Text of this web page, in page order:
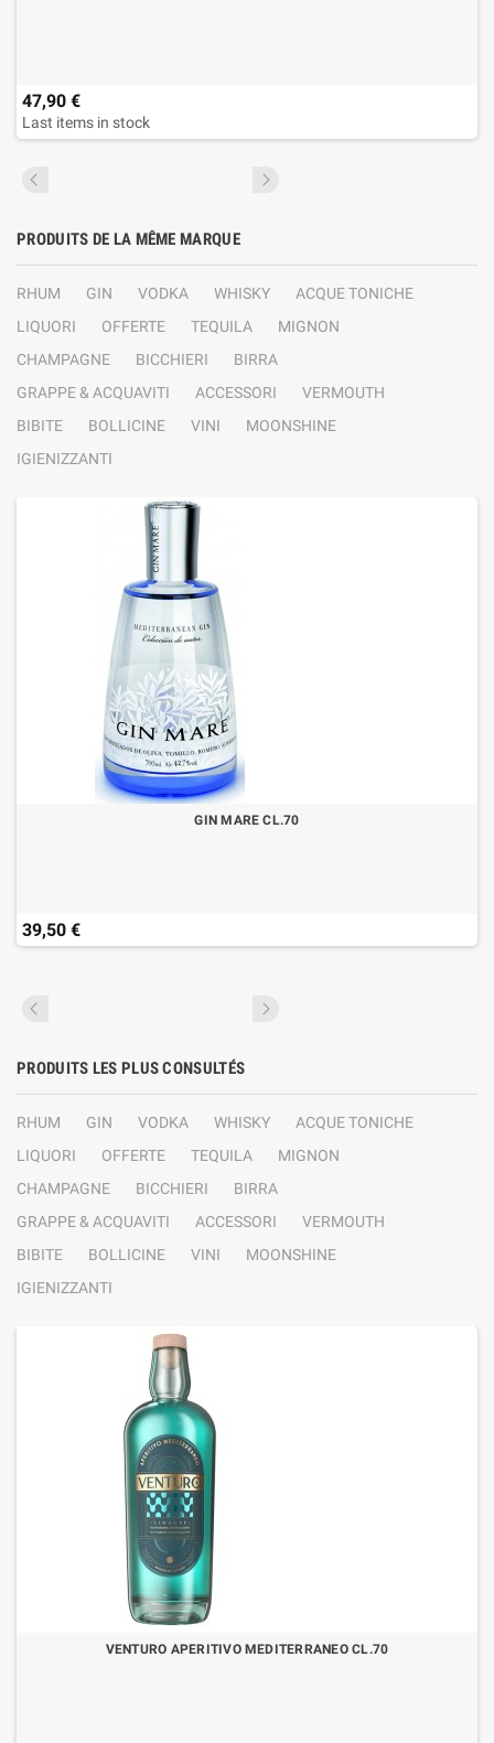
47,90 €
Last items in stock
PRODUITS DE LA MÊME MARQUE
RHUM GIN VODKA WHISKY
ACQUE TONICHE
LIQUORI
OFFERTE TEQUILA
MIGNON
CHAMPAGNE
BICCHIERI
BIRRA
GRAPPE & ACQUAVITI
ACCESSORI
VERMOUTH
BIBITE
BOLLICINE VINI
MOONSHINE
IGIENIZZANTI
GIN MARE CL.70
39,50 €
PRODUITS LES PLUS CONSULTÉS
RHUM GIN VODKA WHISKY
ACQUE TONICHE
LIQUORI
OFFERTE TEQUILA
MIGNON
CHAMPAGNE
BICCHIERI
BIRRA
GRAPPE & ACQUAVITI
ACCESSORI
VERMOUTH
BIBITE
BOLLICINE VINI
MOONSHINE
IGIENIZZANTI
VENTURO APERITIVO MEDITERRANEO CL.70